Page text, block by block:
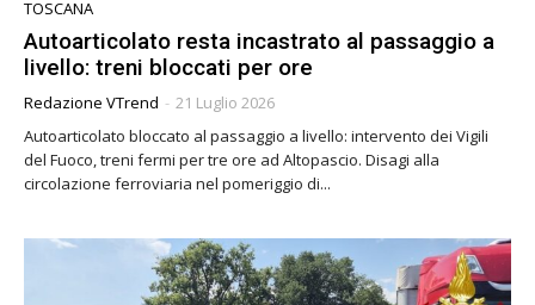
TOSCANA
Autoarticolato resta incastrato al passaggio a
livello: treni bloccati per ore
Redazione VTrend - 21 Luglio 2026
Autoarticolato bloccato al passaggio a livello: intervento dei Vigili
del Fuoco, treni fermi per tre ore ad Altopascio. Disagi alla
circolazione ferroviaria nel pomeriggio di...